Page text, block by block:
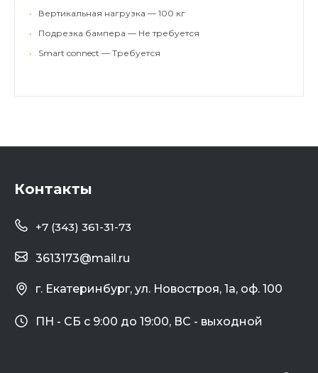
•
Вертикальная нагрузка — 100 кг
•
Подрезка бампера — Не требуется
•
Smart connect — Требуется
Контакты
+7 (343) 361-31-73
г. Екатеринбург, ул. Новостроя, 1а, оф. 100
3613173@mail.ru
ПН - СБ с 9:00 до 19:00, ВС - выходной